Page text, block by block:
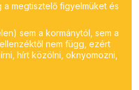
a megtisztelő figyelmüket és
sem a kormánytól, sem a
nem függ, ezért
hírt közölni, oknyomozni,